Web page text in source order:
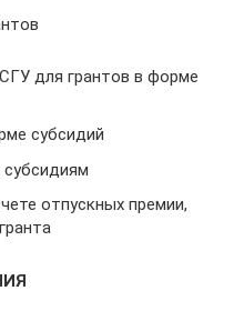
для грантов в форме
субсидий
отпускных премии,